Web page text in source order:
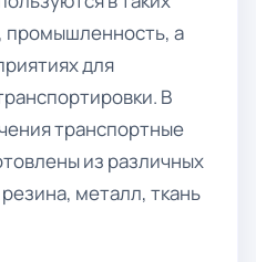
промышленность, а
для
В
транспортные
из различных
металл, ткань